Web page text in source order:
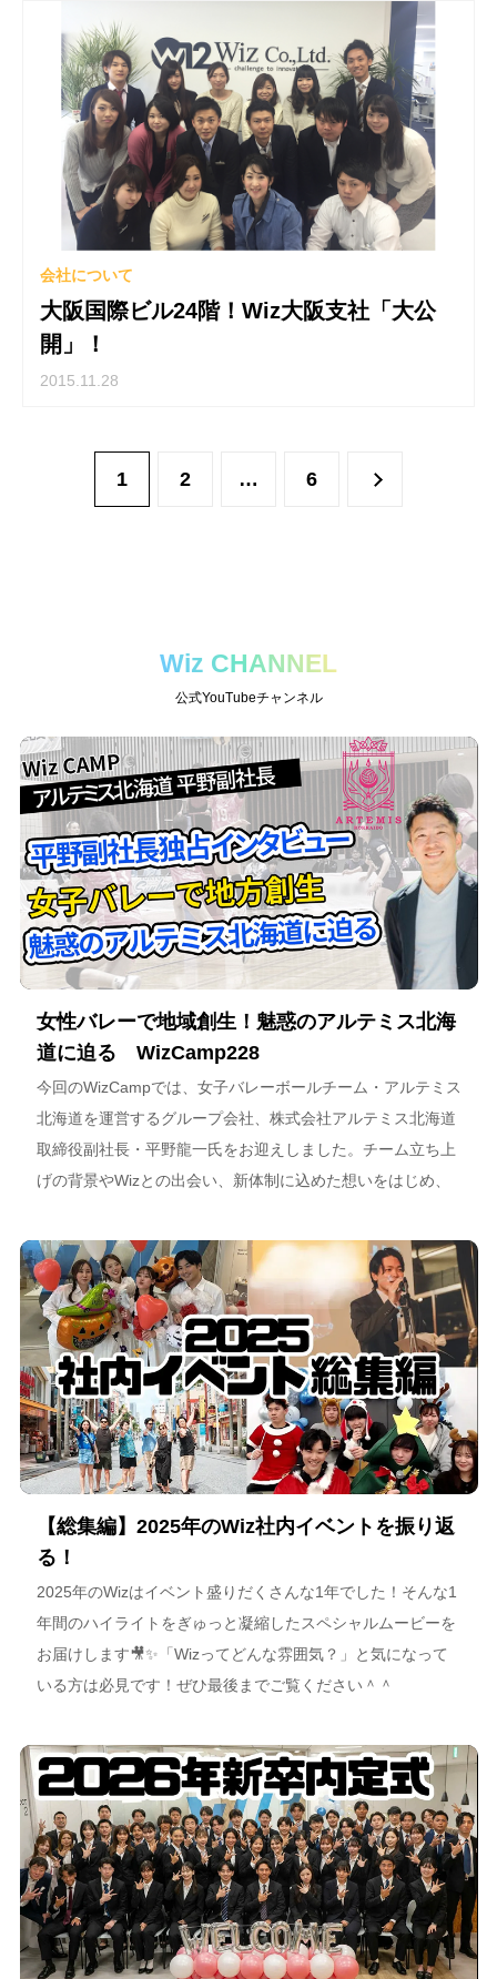
会社について
大阪国際ビル24階！Wiz大阪支社「大公
開」！
2015.11.28
1 2 … 6
Wiz CHANNEL
公式YouTubeチャンネル
女性バレーで地域創生！魅惑のアルテミス北海
道に迫る WizCamp228
今回のWizCampでは、女子バレーボールチーム・アルテミス
北海道を運営するグループ会社、株式会社アルテミス北海道
取締役副社長・平野龍一氏をお迎えしました。チーム立ち上
げの背景やWizとの出会い、新体制に込めた想いをはじめ、
海道が描く今後のビジョンについて語っています。
【総集編】2025年のWiz社内イベントを振り返
る！
2025年のWizはイベント盛りだくさんな1年でした！そんな1
年間のハイライトをぎゅっと凝縮したスペシャルムービーを
お届けします🎥✨「Wizってどんな雰囲気？」と気になって
いる方は必見です！ぜひ最後までご覧ください＾＾